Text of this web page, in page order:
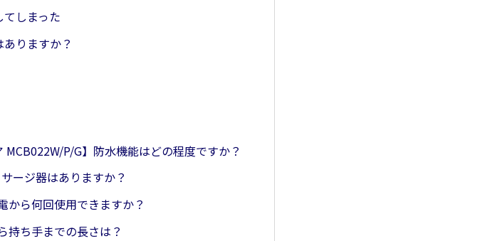
てしまった
ありますか？
MCB022W/P/G】防水機能はどの程度ですか？
ージ器はありますか？
から何回使用できますか？
持ち手までの長さは？